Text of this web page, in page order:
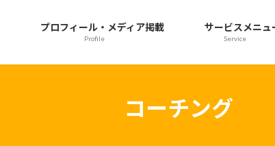
プロフィール・メディア掲載
Profile
サービスメニュ
Service
コーチング